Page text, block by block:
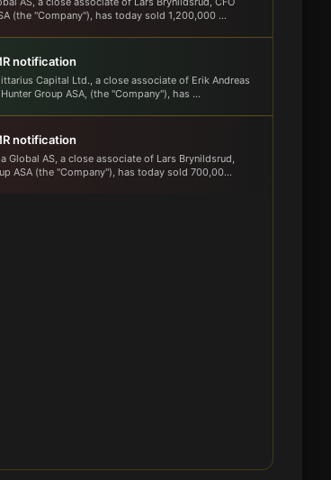
(the "Company"), has today sold 1,200,000 ...
notification
Capital Ltd., a close associate of Erik Andreas
Group ASA, (the "Company"), has ...
notification
Global AS, a close associate of Lars Brynildsrud,
ASA (the "Company"), has today sold 700,00...